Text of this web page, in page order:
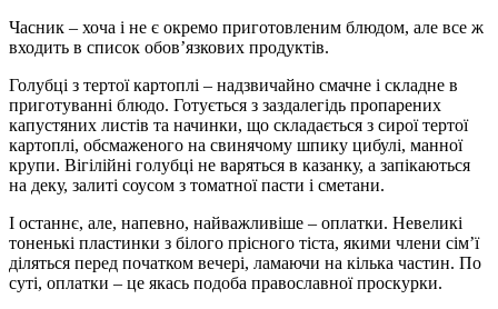
Часник – хоча і не є окремо приготовленим блюдом, але все ж
входить в список обов’язкових продуктів.
Голубці з тертої картоплі – надзвичайно смачне і складне в
приготуванні блюдо. Готується з заздалегідь пропарених
капустяних листів та начинки, що складається з сирої тертої
картоплі, обсмаженого на свинячому шпику цибулі, манної
крупи. Вігілійні голубці не варяться в казанку, а запікаються
на деку, залиті соусом з томатної пасти і сметани.
І останнє, але, напевно, найважливіше – оплатки. Невеликі
тоненькі пластинки з білого прісного тіста, якими члени сім’ї
діляться перед початком вечері, ламаючи на кілька частин. По
суті, оплатки – це якась подоба православної проскурки.